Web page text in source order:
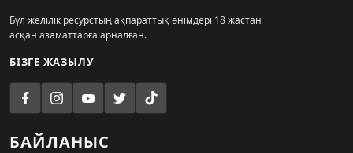
Бұл желілік ресурстың ақпараттық өнімдері 18 жастан
асқан азаматтарға арналған.
БІЗГЕ ЖАЗЫЛУ
БАЙЛАНЫС